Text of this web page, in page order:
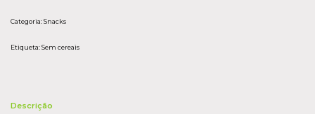
Categoria:Snacks
Etiqueta:Sem cereais
Descrição